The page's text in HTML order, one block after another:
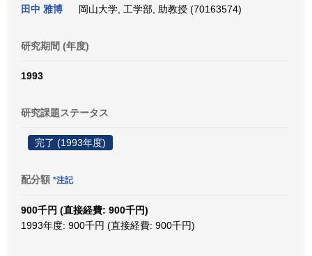
田中 雅博 岡山大学, 工学部, 助教授 (70163574)
研究期間 (年度)
1993
研究課題ステータス
完了 (1993年度)
配分額 *注記
900千円 (直接経費: 900千円)
1993年度: 900千円 (直接経費: 900千円)